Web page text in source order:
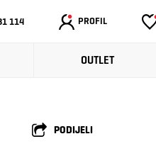
114 PROFIL
OUTLET
PODIJELI